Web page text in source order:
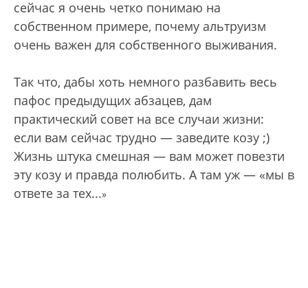
сейчас я очень четко понимаю на
собственном примере, почему альтруизм
очень важен для собственного выживания.
Так что, дабы хоть немного разбавить весь
пафос предыдущих абзацев, дам
практический совет на все случаи жизни:
если вам сейчас трудно — заведите козу ;)
Жизнь штука смешная — вам может повезти
эту козу и правда полюбить. А там уж — «мы в
ответе за тех...»